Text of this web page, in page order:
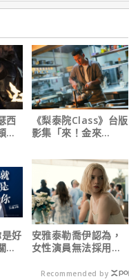
西
曝
《梨泰院Class》台版
影集「來！金來
上線
好
鍵
安雅泰勒喬伊認為，
女性演員無法採用方
Recommended by